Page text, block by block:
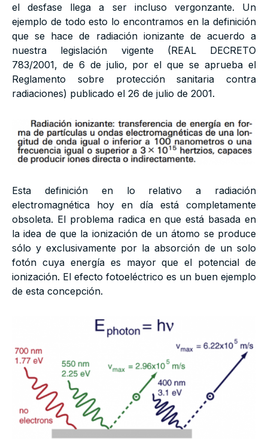
el desfase llega a ser incluso vergonzante. Un
ejemplo de todo esto lo encontramos en la definición
que se hace de radiación ionizante de acuerdo a
nuestra legislación vigente (REAL DECRETO
783/2001, de 6 de julio, por el que se aprueba el
Reglamento sobre protección sanitaria contra
radiaciones) publicado el 26 de julio de 2001.
Esta definición en lo relativo a radiación
electromagnética hoy en día está completamente
obsoleta. El problema radica en que está basada en
la idea de que la ionización de un átomo se produce
sólo y exclusivamente por la absorción de un solo
fotón cuya energía es mayor que el potencial de
ionización. El efecto fotoeléctrico es un buen ejemplo
de esta concepción.